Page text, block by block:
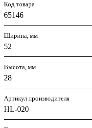
Код товара
65146
Ширина, мм
52
Высота, мм
28
Артикул производителя
HL-020